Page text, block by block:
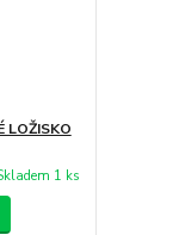
LOŽISKO
1 ks